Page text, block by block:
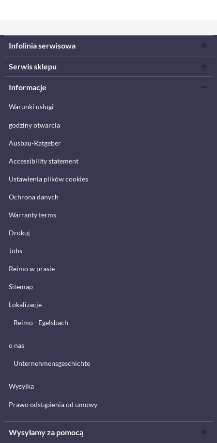
Infolinia serwisowa
Serwis sklepu
Informacje
Warunki usługi
godziny otwarcia
Ausbau-Ratgeber
Accessibility statement
Ustawienia plików cookies
Ochrona danych
Warranty terms
Drukuj
Jobs
Reimo w prasie
Sitemap
Lokalizacje
Reimo - Egelsbach
o nas
Unternehmensgeschichte
Wysyłka
Prawo odstąpienia od umowy
Wysyłamy za pomocą